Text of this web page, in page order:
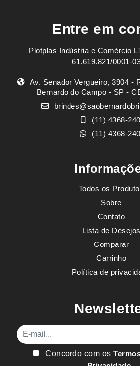
Entre em
Plotplas Indústria e Comércio
61.619.821/0001-03
Av. Senador Vergueiro, 3904 -
Bernardo do Campo - SP -
(11) 4368-
(11) 4368-
Todos os
Sobre
Contato
Lista de Desejos
Comparar
Carrinho
Política de
E-mail
Concordo com os